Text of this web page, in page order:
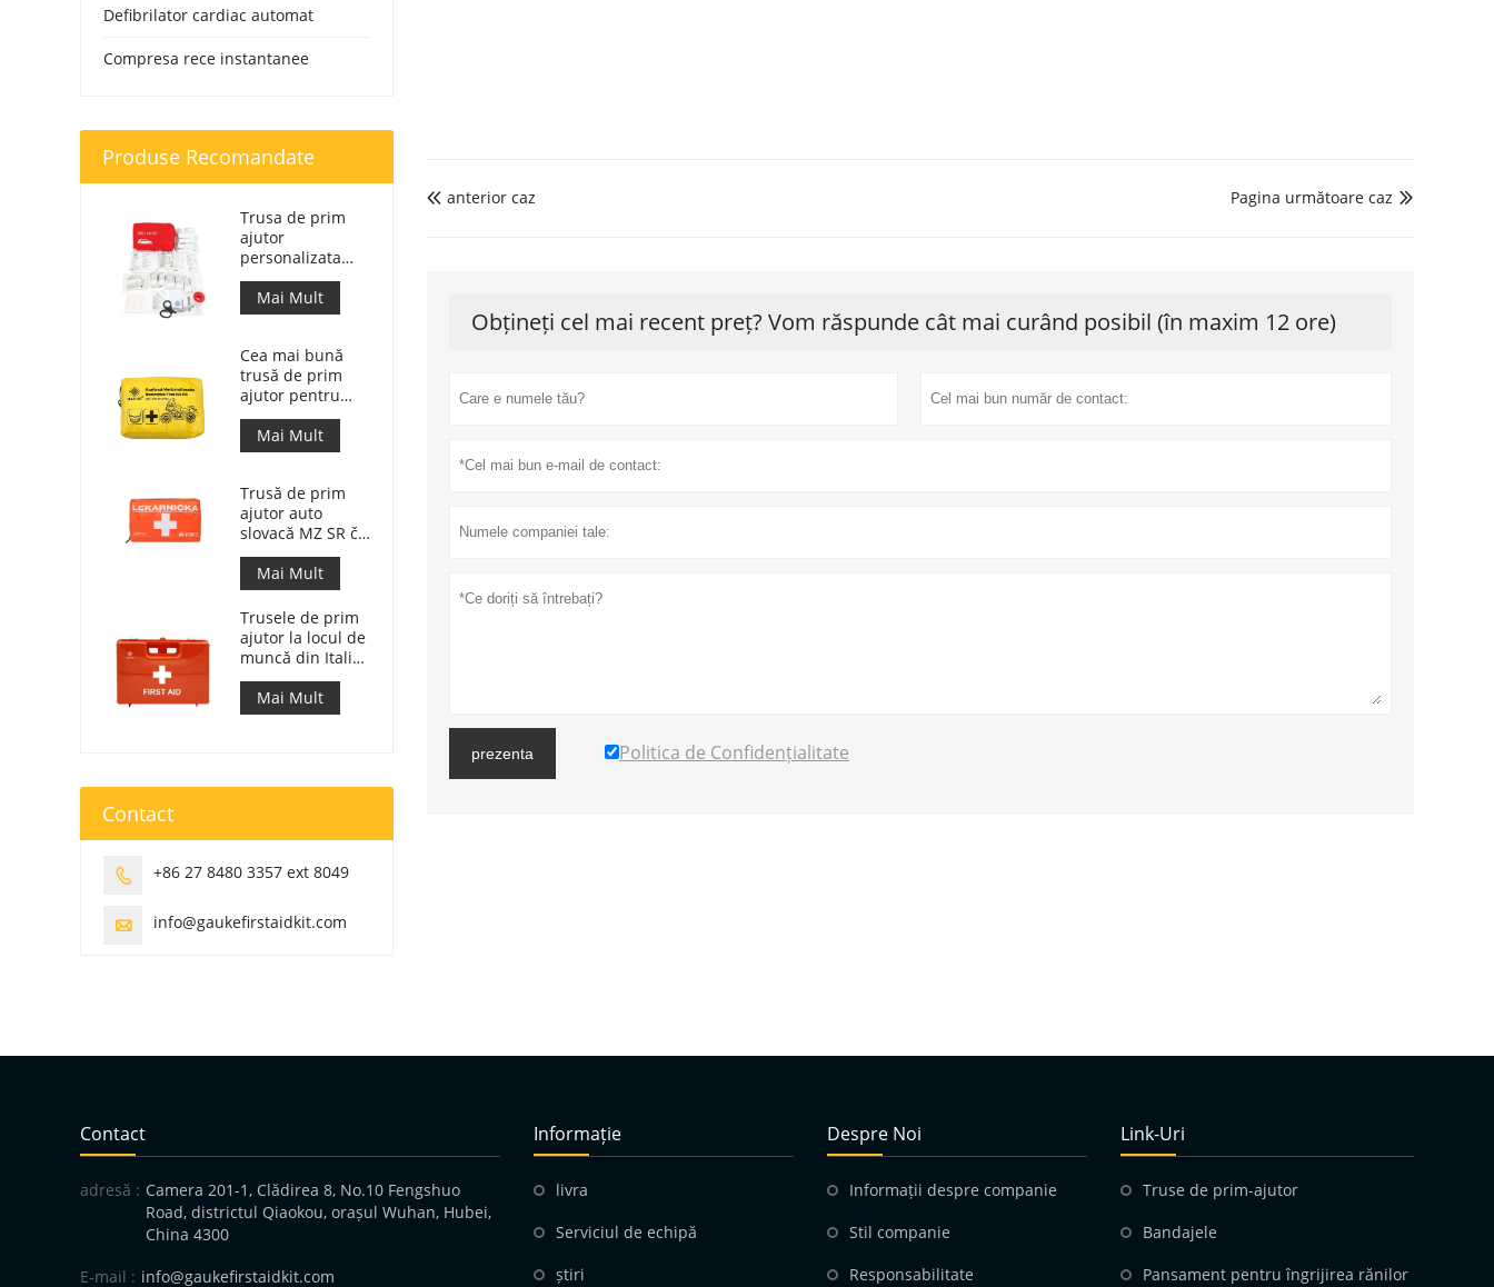
 anterior caz 
Pagina următoare caz
Obțineți cel mai recent preț? Vom răspunde cât mai curând posibil (în maxim 12 ore)
prezenta Politica de Confidențialitate
Defibrilator cardiac automat
Compresa rece instantanee
Produse Recomandate
Trusa de prim
ajutor
personalizata
Geanta de
raspuns medical
pentru masina
Mai Mult
Cea mai bună
trusă de prim
ajutor pentru
motociclete de
aventură pentru
motocicliști
Mai Mult
Trusă de prim
ajutor auto
slovacă MZ SR č.
143/2009
Mai Mult
Trusele de prim
ajutor la locul de
muncă din Italia
respectă DM 388
din 15/07/2003
Mai Mult
Contact
 +86 27 8480 3357 ext 8049
 info@gaukefirstaidkit.com
Contact
adresă : Camera 201-1, Clădirea 8, No.10 Fengshuo
Road, districtul Qiaokou, orașul Wuhan, Hubei,
China 4300
E-mail : info@gaukefirstaidkit.com
Informație
livra
Serviciul de echipă
știri
Despre Noi
Informații despre companie
Stil companie
Responsabilitate
Link-Uri
Truse de prim-ajutor
Bandajele
Pansament pentru îngrijirea rănilor